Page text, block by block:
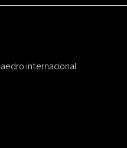
internacional